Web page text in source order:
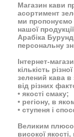
Магазин кави
асортимент
ми пропонуємо
нашої
Арабіка
персональну
Інтернет-
кількість
зелений кава в
від різних
• якості смаку;
• регіону, в
• ступеня і
Великим
високої